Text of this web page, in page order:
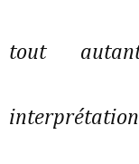
tout